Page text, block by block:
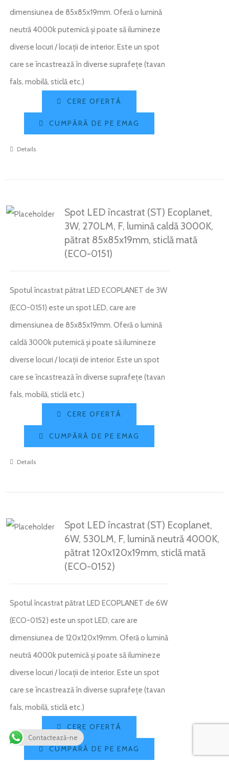
dimensiunea de 85x85x19mm. Oferă o lumină
neutră 4000k puternică și poate să ilumineze
diverse locuri / locații de interior. Este un spot
care se încastrează în diverse suprafețe (tavan
fals, mobilă, sticlă etc.)
CERE OFERTĂ
CUMPĂRĂ DE PE EMAG
Details
Spot LED încastrat (ST) Ecoplanet,
3W, 270LM, F, lumină caldă 3000K,
pătrat 85x85x19mm, sticlă mată
(ECO-0151)
Spotul încastrat pătrat LED ECOPLANET de 3W
(ECO-0151) este un spot LED, care are
dimensiunea de 85x85x19mm. Oferă o lumină
caldă 3000k puternică și poate să ilumineze
diverse locuri / locații de interior. Este un spot
care se încastrează în diverse suprafețe (tavan
fals, mobilă, sticlă etc.)
CERE OFERTĂ
CUMPĂRĂ DE PE EMAG
Details
Spot LED încastrat (ST) Ecoplanet,
6W, 530LM, F, lumină neutră 4000K,
pătrat 120x120x19mm, sticlă mată
(ECO-0152)
Spotul încastrat pătrat LED ECOPLANET de 6W
(ECO-0152) este un spot LED, care are
dimensiunea de 120x120x19mm. Oferă o lumină
neutră 4000k puternică și poate să ilumineze
diverse locuri / locații de interior. Este un spot
care se încastrează în diverse suprafețe (tavan
fals, mobilă, sticlă etc.)
CERE OFERTĂ
CUMPĂRĂ DE PE EMAG
Contactează-ne